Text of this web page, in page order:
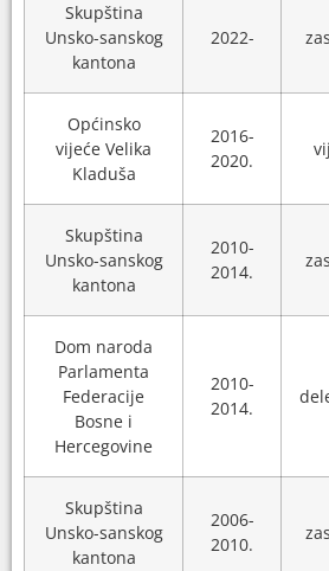
Skupština
Unsko-sanskog
kantona
2022-
Općinsko
vijeće Velika
Kladuša
2016-
2020.
Skupština
Unsko-sanskog
kantona
2010-
2014.
Dom naroda
Parlamenta
Federacije
Bosne i
Hercegovine
2010-
2014.
Skupština
Unsko-sanskog
kantona
2006-
2010.